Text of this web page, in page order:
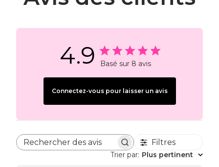
4.9 Basé sur 8 avis
Connectez-vous pour laisser un avis
Rechercher des avisFiltres
Trier par: Plus pertinent